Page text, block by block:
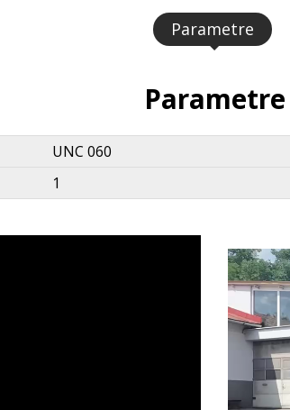
Parametre
Parametre
UNC 060
1